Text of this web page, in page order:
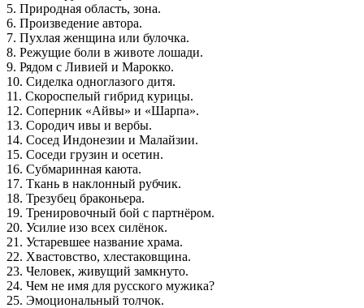
5. Природная область, зона.
6. Произведение автора.
7. Пухлая женщина или булочка.
8. Режущие боли в животе лошади.
9. Рядом с Ливией и Марокко.
10. Сиделка одноглазого дитя.
11. Скороспелый гибрид курицы.
12. Соперник «Айвы» и «Шарпа».
13. Сородич ивы и вербы.
14. Сосед Индонезии и Малайзии.
15. Соседи грузин и осетин.
16. Субмаринная каюта.
17. Ткань в наклонный рубчик.
18. Трезубец браконьера.
19. Тренировочный бой с партнёром.
20. Усилие изо всех силёнок.
21. Устаревшее название храма.
22. Хвастовство, хлестаковщина.
23. Человек, живущий замкнуто.
24. Чем не имя для русского мужика?
25. Эмоциональный толчок.